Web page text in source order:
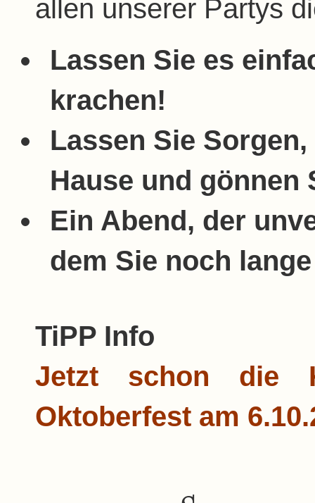
allen unserer Partys
Lassen Sie es
krachen!
Lassen Sie
Hause und gönnen
Ein Abend, der
dem Sie noch
TiPP Info
Jetzt schon die
Oktoberfest am